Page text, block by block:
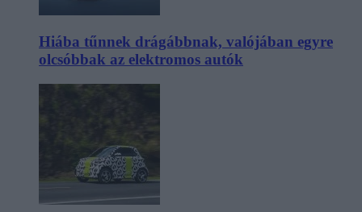
Hiába tűnnek drágábbnak, valójában egyre
olcsóbbak az elektromos autók